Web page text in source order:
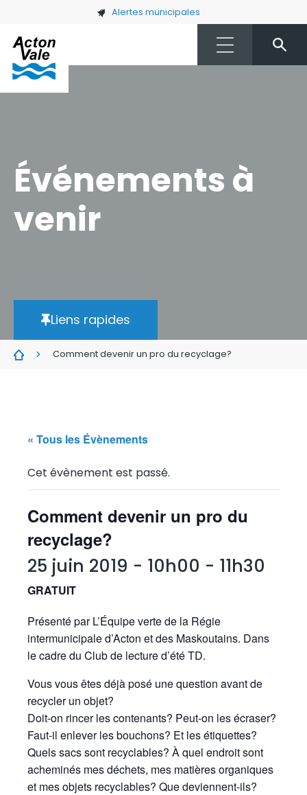
Skip to main content Alertes municipales
Événements à
venir
Liens rapides
Comment devenir un pro du recyclage?
« Tous les Évènements
Cet évènement est passé.
Comment devenir un pro du
recyclage?
25 juin 2019 - 10h00 - 11h30
GRATUIT
Présenté par L’Équipe verte de la Régie
intermunicipale d’Acton et des Maskoutains. Dans
le cadre du Club de lecture d’été TD.
Vous vous êtes déjà posé une question avant de
recycler un objet?
Doit-on rincer les contenants? Peut-on les écraser?
Faut-il enlever les bouchons? Et les étiquettes?
Quels sacs sont recyclables? À quel endroit sont
acheminés mes déchets, mes matières organiques
et mes objets recyclables? Que deviennent-ils?